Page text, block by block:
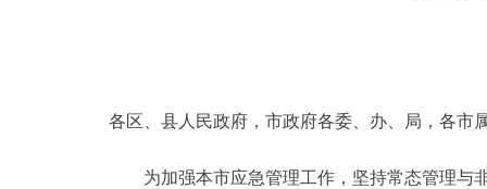
各区、县人民政府，市政府各委、办、局，各市
为加强本市应急管理工作，坚持常态管理与非